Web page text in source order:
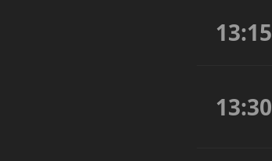
13:15
13:30